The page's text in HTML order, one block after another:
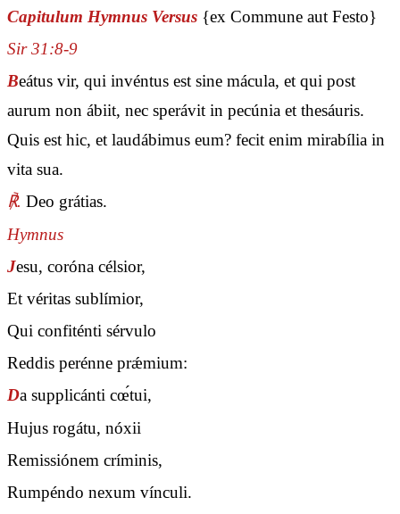
Capitulum Hymnus Versus {ex Commune aut Festo}
Sir 31:8-9
Beátus vir, qui invéntus est sine mácula, et qui post
aurum non ábiit, nec sperávit in pecúnia et thesáuris.
Quis est hic, et laudábimus eum? fecit enim mirabília in
vita sua.
℟. Deo grátias.
Hymnus
Jesu, coróna célsior,
Et véritas sublímior,
Qui confiténti sérvulo
Reddis perénne prǽmium:
Da supplicánti cœ́tui,
Hujus rogátu, nóxii
Remissiónem críminis,
Rumpéndo nexum vínculi.